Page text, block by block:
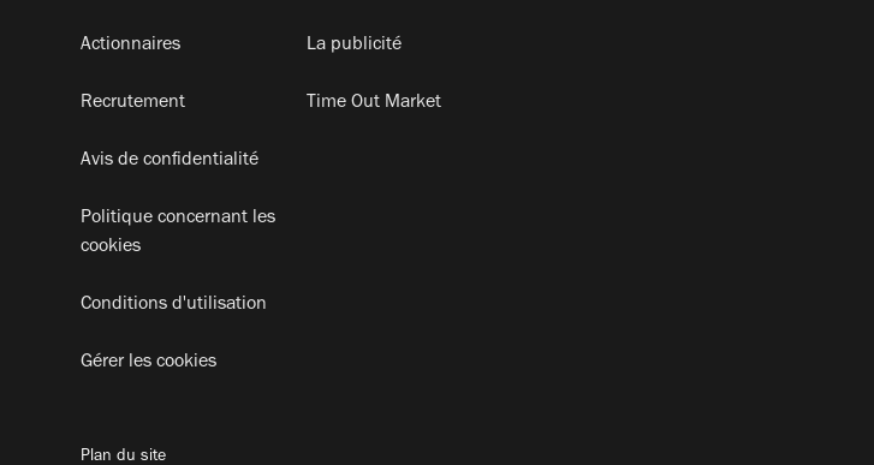
Actionnaires
Recrutement
Avis de confidentialité
Politique concernant les
cookies
Conditions d'utilisation
Gérer les cookies
La publicité
Time Out Market
Plan du site